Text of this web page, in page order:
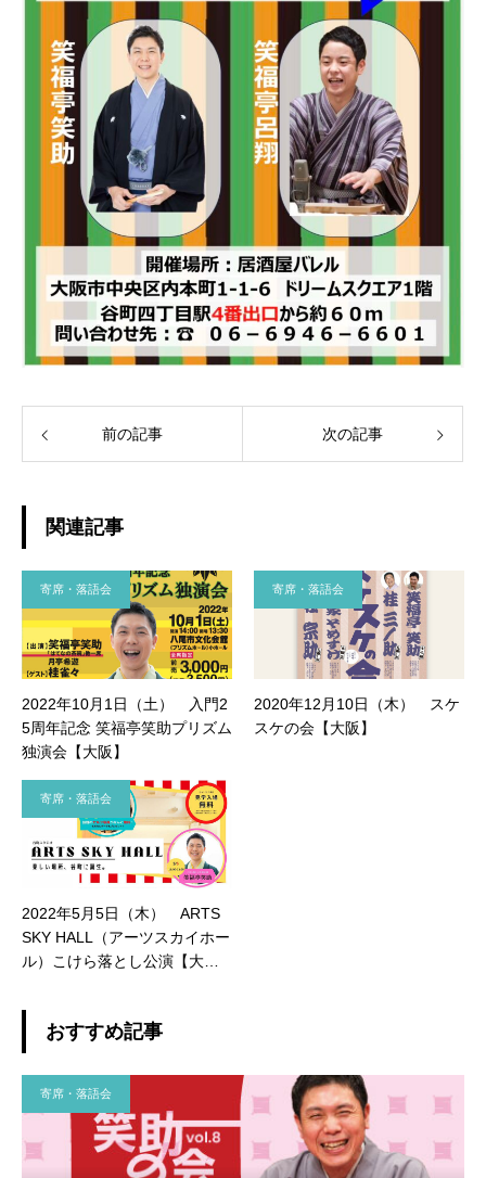
前の記事 次の記事
関連記事
寄席・落語会
2022年10月1日（土） 入門2
5周年記念 笑福亭笑助プリズム
独演会【大阪】
寄席・落語会
2020年12月10日（木） スケ
スケの会【大阪】
寄席・落語会
2022年5月5日（木） ARTS
SKY HALL（アーツスカイホー
ル）こけら落とし公演【大
おすすめ記事
寄席・落語会